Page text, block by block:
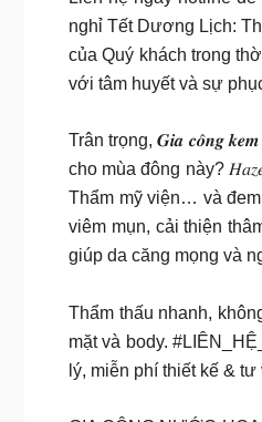
nghỉ Tết Dương Lịch:
của Quý khách trong
với tâm huyết và sự
Trân trọng, 𝑮𝒊𝒂 𝒄𝒐̂𝒏𝒈
cho mùa đông này?
Thẩm mỹ viện… và
viêm mụn, cải thiện
giúp da căng mọng và
Thẩm thấu nhanh,
mặt và body.
lý, miễn phí thiết kế &